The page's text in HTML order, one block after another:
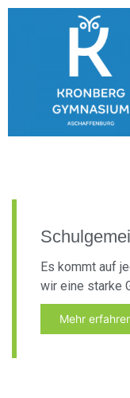
Es kommt auf
wir eine starke
Mehr